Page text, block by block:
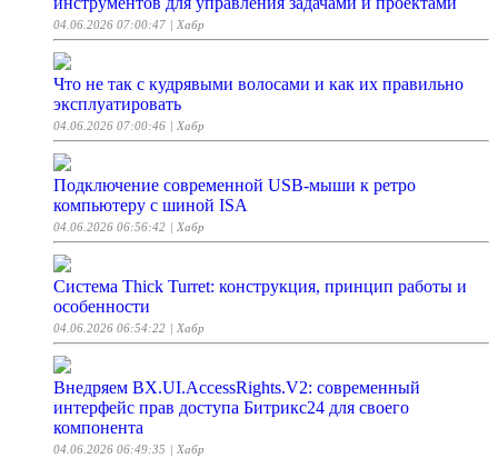
04.06.2026 07:00:47 | Хабр
Что не так с кудрявыми волосами и как их правильно
эксплуатировать
04.06.2026 07:00:46 | Хабр
Подключение современной USB-мыши к ретро
компьютеру с шиной ISA
04.06.2026 06:56:42 | Хабр
Система Thick Turret: конструкция, принцип работы и
особенности
04.06.2026 06:54:22 | Хабр
Внедряем BX.UI.AccessRights.V2: современный
интерфейс прав доступа Битрикс24 для своего
компонента
04.06.2026 06:49:35 | Хабр